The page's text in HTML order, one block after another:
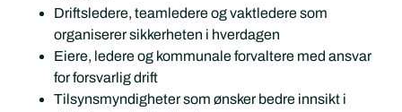
Driftsledere, teamledere og vaktledere som
organiserer sikkerheten i hverdagen
Eiere, ledere og kommunale forvaltere med ansvar
for forsvarlig drift
Tilsynsmyndigheter som ønsker bedre innsikt i